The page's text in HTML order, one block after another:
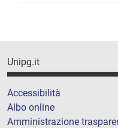
Unipg.it
Accessibilità
Albo online
Amministrazione